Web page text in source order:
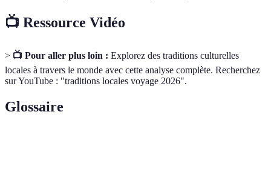
📺 Ressource Vidéo
> 📺 Pour aller plus loin : Explorez des traditions culturelles
locales à travers le monde avec cette analyse complète. Recherchez
sur YouTube : "traditions locales voyage 2026".
Glossaire